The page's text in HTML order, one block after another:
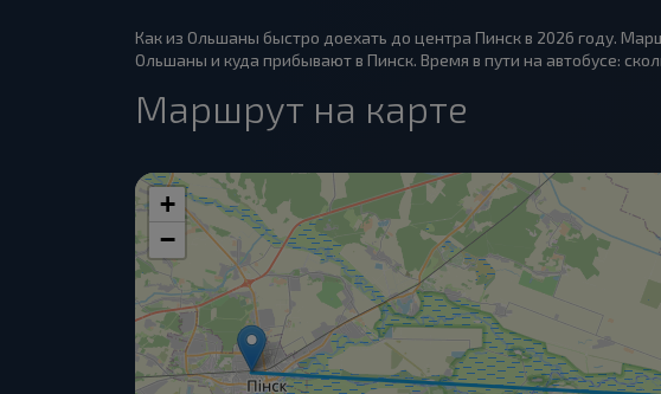
Как из Ольшаны быстро доехать до центра Пинск в 2026 году.
Ольшаны и куда прибывают в Пинск. Время в пути на автобусе:
Маршрут на карте
+
−